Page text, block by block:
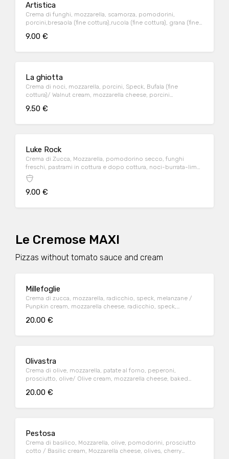
Artistica
Crema di funghi, mozzarella, scamorza, pomodorini,
porcini,bresaola (fine cottura),rucola (fine cottura), grana (fine
cheese, cherry tomatoes, porcini, bresaola (end of cooking),
9.00 €
La ghiotta
Crema di noci, mozzarella, porcini, Speck, Bufala (fine
cottura)/ Walnut cream, mozzarella cheese, porcini
9.50 €
Luke Rock
Crema di Zucca, Mozzarella, pomodorino secco, funghi
freschi, pastrami in cottura e dopo cottura, noci-burrata-lime
a fine cottura
9.00 €
Le Cremose MAXI
Pizzas without tomato sauce and cream
Millefoglie
Crema di zucca, mozzarella, radicchio, speck, melanzane /
Punpkin cream, mozzarella cheese, radicchio, speck,
20.00 €
Olivastra
Crema di olive, mozzarella, patate al forno, peperoni,
prosciutto, olive/ Olive cream, mozzarella cheese, baked
20.00 €
Pestosa
Crema di basilico, Mozzarella, olive, pomodorini, prosciutto
cotto / Basilic cream, Mozzarella cheese, olives, cherry